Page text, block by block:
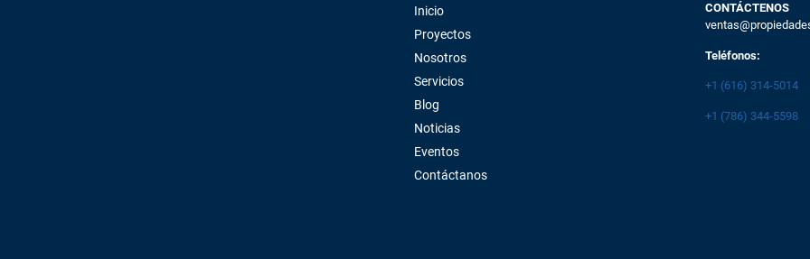
Inicio
Proyectos
Nosotros
Servicios
Blog
Noticias
Eventos
Contáctanos
CONTÁCTENOS
Teléfonos:
+1 (616) 314-5014
+1 (786) 344-5598